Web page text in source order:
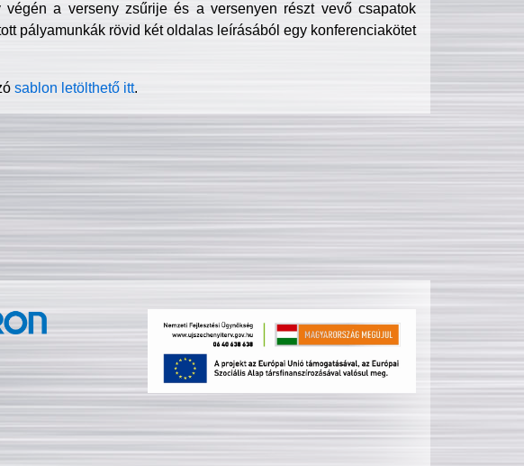
a verseny zsűrije és a versenyen részt vevő csapatok
pályamunkák rövid két oldalas leírásából egy konferenciakötet
sablon letölthető itt.